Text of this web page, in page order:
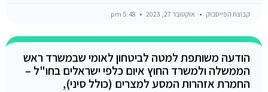
קבוצת הפייסבוק אוקטובר 27, 2023
הודעה משותפת למטה לביטחון לאומי שבמשרד ראש
הממשלה ולמשרד החוץ איום כלפי ישראלים בחו"ל –
החמרת אזהרות המסע למצרים (כולל סיני),